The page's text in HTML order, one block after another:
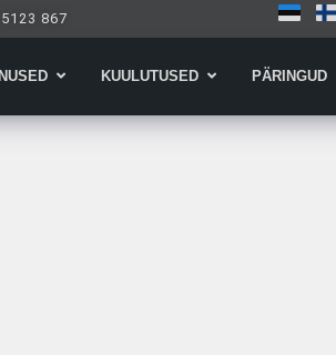
867
Open Firmad ja teenused
KUULUTUSED Open PÄRINGUD